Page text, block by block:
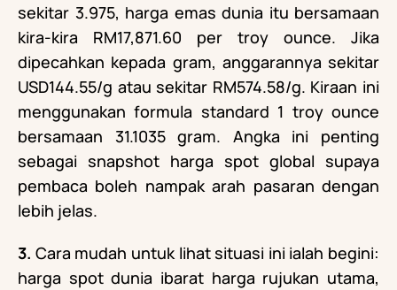
sekitar 3.975, harga emas dunia itu bersamaan
kira-kira RM17,871.60 per troy ounce. Jika
dipecahkan kepada gram, anggarannya sekitar
USD144.55/g atau sekitar RM574.58/g. Kiraan ini
menggunakan formula standard 1 troy ounce
bersamaan 31.1035 gram. Angka ini penting
sebagai snapshot harga spot global supaya
pembaca boleh nampak arah pasaran dengan
lebih jelas.
3. Cara mudah untuk lihat situasi ini ialah begini:
harga spot dunia ibarat harga rujukan utama,